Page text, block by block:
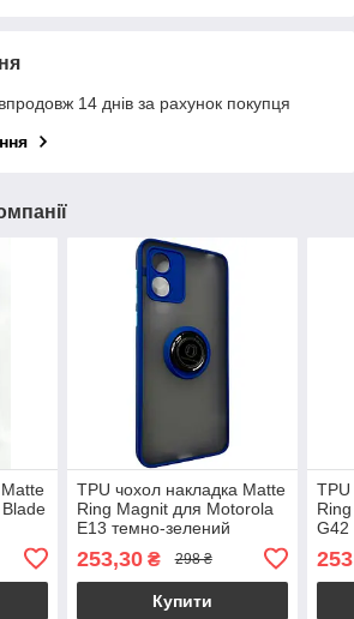
14 днів за рахунок покупця
TPU чохол накладка Matte
Ring Magnit для Motorola
E13 темно-зелений
253,30₴ 298 ₴
Купити
TPU
G42